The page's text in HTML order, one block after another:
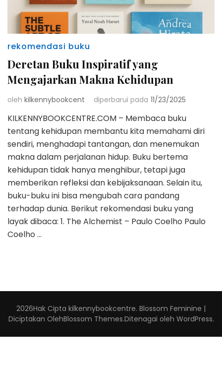
rekomendasi buku
Deretan Buku Inspiratif yang
Mengajarkan Makna Kehidupan
oleh kilkennybookcent diperbarui pada 11/23/2025
KILKENNYBOOKCENTRE.COM – Membaca buku
tentang kehidupan membantu kita memahami diri
sendiri, menghadapi tantangan, dan menemukan
makna dalam perjalanan hidup. Buku bertema
kehidupan tidak hanya menghibur, tetapi juga
memberikan refleksi dan kebijaksanaan. Selain itu,
buku-buku ini bisa mengubah cara pandang
terhadap dunia. Berikut rekomendasi buku yang
layak dibaca: 1. The Alchemist – Paulo Coelho Paulo
Coelho …
2026Hak Cipta kilkennybookcentre. Blossom Feminine |
Diciptakan OlehBlossom Themes.Ditenagai oleh WordPress.